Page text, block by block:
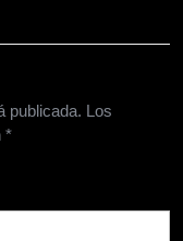
publicada. Los
*